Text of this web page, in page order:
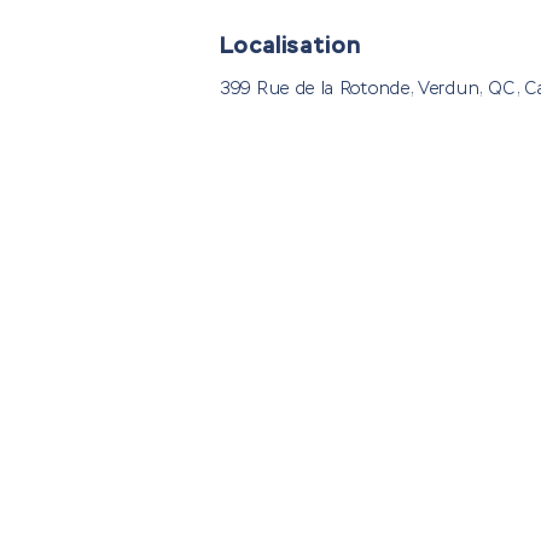
Localisation
399 Rue de la Rotonde, Verdun, QC,